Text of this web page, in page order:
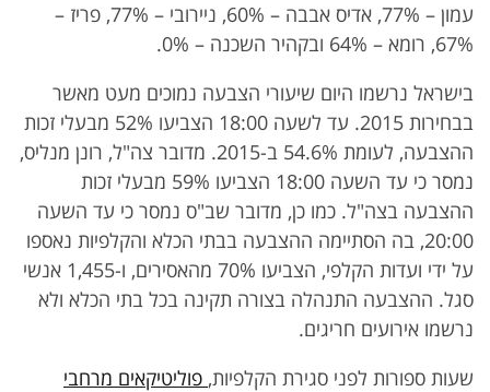
עמון – 77%, אדיס אבבה – 60%, ניירובי – 77%, פריז –
67%, רומא – 64% ובקהיר השכנה – 0%.
בישראל נרשמו היום שיעורי הצבעה נמוכים מעט מאשר
בבחירות 2015. עד לשעה 18:00 הצביעו 52% מבעלי זכות
ההצבעה, לעומת 54.6% ב-2015. מדובר צה"ל, רונן מנליס,
נמסר כי עד השעה 18:00 הצביעו 59% מבעלי זכות
ההצבעה בצה"ל. כמו כן, מדובר שב"ס נמסר כי עד השעה
20:00, בה הסתיימה ההצבעה בבתי הכלא והקלפיות נאספו
על ידי ועדות הקלפי, הצביעו 70% מהאסירים, ו-1,455 אנשי
סגל. ההצבעה התנהלה בצורה תקינה בכל בתי הכלא ולא
נרשמו אירועים חריגים.
שעות ספורות לפני סגירת הקלפיות, פוליטיקאים מרחבי